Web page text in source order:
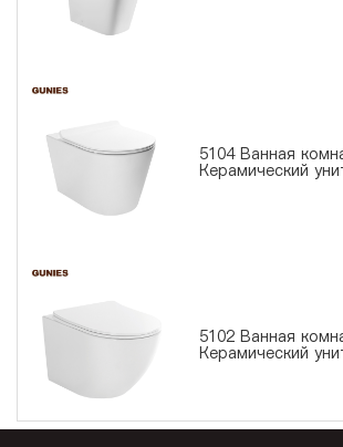
5104 Ванная
Керамический
5102 Ванная
Керамический